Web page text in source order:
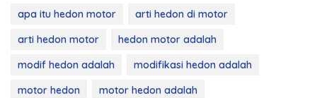
apa itu hedon motor
arti hedon di motor
arti hedon motor
hedon motor adalah
modif hedon adalah
modifikasi hedon adalah
motor hedon
motor hedon adalah